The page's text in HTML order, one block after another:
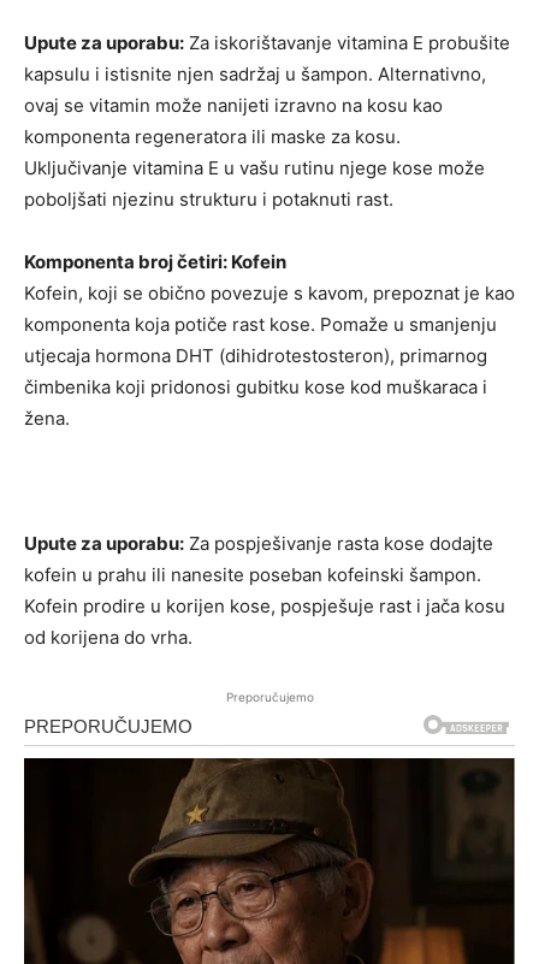
Upute za uporabu: Za iskorištavanje vitamina E probušite
kapsulu i istisnite njen sadržaj u šampon. Alternativno,
ovaj se vitamin može nanijeti izravno na kosu kao
komponenta regeneratora ili maske za kosu.
Uključivanje vitamina E u vašu rutinu njege kose može
poboljšati njezinu strukturu i potaknuti rast.
Komponenta broj četiri: Kofein
Kofein, koji se obično povezuje s kavom, prepoznat je kao
komponenta koja potiče rast kose. Pomaže u smanjenju
utjecaja hormona DHT (dihidrotestosteron), primarnog
čimbenika koji pridonosi gubitku kose kod muškaraca i
žena.
Upute za uporabu: Za pospješivanje rasta kose dodajte
kofein u prahu ili nanesite poseban kofeinski šampon.
Kofein prodire u korijen kose, pospješuje rast i jača kosu
od korijena do vrha.
Preporučujemo